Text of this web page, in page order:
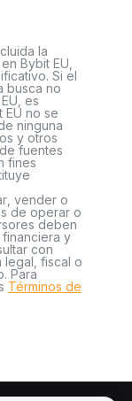
la
Bybit EU,
Si el
busca no
es
no se
ninguna
y otros
fuentes
fines
vender o
de operar o
deben
y
con
legal, fiscal o
Para
Términos de